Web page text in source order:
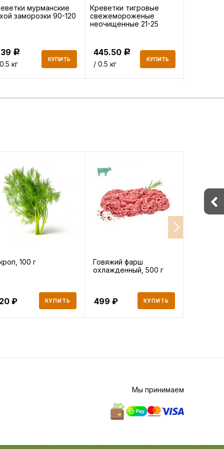
мурманские
заморозки 90-120
Р
кг
КУПИТЬ
Креветки тигровые
свежемороженые
неочищенные 21-25
445.50 Р
/ 0.5 кг
КУПИТЬ
100 г
КУПИТЬ
Говяжий фарш
охлажденный, 500 г
499 КУПИТЬ
Мы принимаем